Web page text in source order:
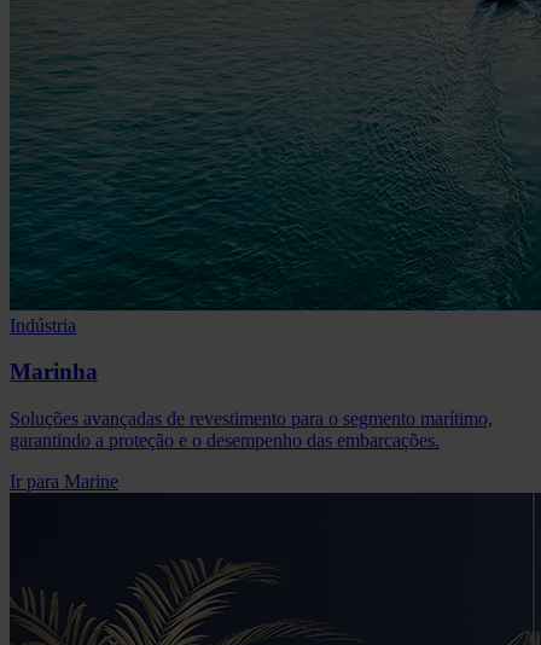
Indústria
Marinha
Soluções avançadas de revestimento para o segmento marítimo,
garantindo a proteção e o desempenho das embarcações.
Ir para Marine